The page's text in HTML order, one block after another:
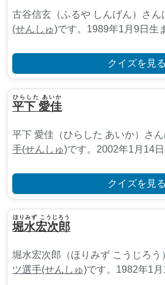
古谷信玄（ふるや しんげん）さん
(せんしゅ)です。1989年1月9日生
クイズを見る
平下 愛佳
ひらした あいか
平下 愛佳（ひらした あいか）さ
手(せんしゅ)です。2002年1月14日
クイズを見る
堀水宏次郎
ほりみず こうじろう
堀水宏次郎（ほりみず こうじろう
ツ選手(せんしゅ)です。1982年1月